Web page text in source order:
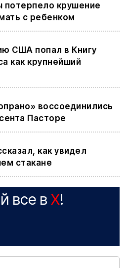
потерпело крушение
с ребенком
США попал в Книгу
как крупнейший
воссоединились
Пасторе
как увидел
стакане
все в X!